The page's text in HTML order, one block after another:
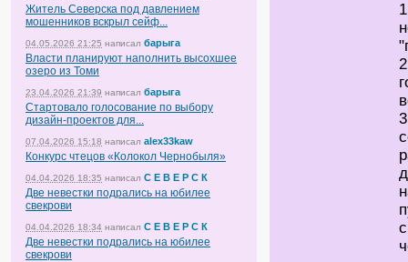
Житель Северска под давлением
мошенников вскрыл сейф...
04.05.2026 21:25 написал барыга
Власти планируют наполнить высохшее
озеро из Томи
23.04.2026 21:39 написал барыга
Стартовало голосование по выбору
дизайн-проектов для...
07.04.2026 15:18 написал alex33kaw
Конкурс чтецов «Колокол Чернобыля»
04.04.2026 18:35 написал С Е В Е Р С К
Две невестки подрались на юбилее
свекрови
04.04.2026 18:34 написал С Е В Е Р С К
Две невестки подрались на юбилее
свекрови